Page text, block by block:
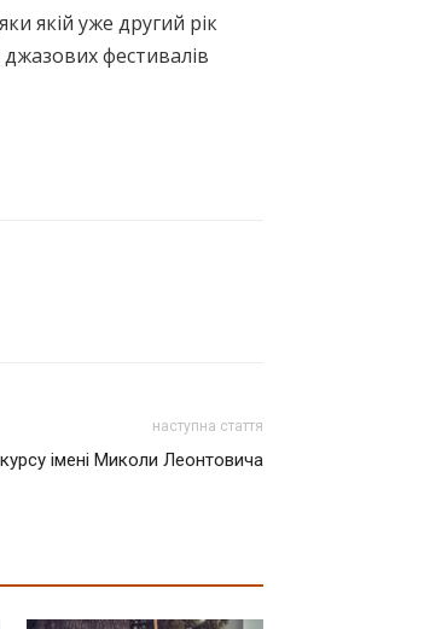
якій уже другий рік
фестивалів
наступна стаття
імені Миколи Леонтовича